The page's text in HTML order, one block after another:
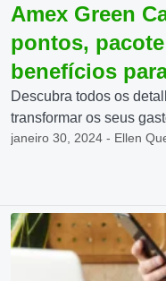
Amex Green
pontos,
benefícios
Descubra todos os
transformar os seus
janeiro 30, 2024 - Ellen